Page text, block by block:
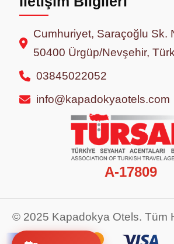
Cumhuriyet, Saraçoğlu Sk.
50400 Ürgüp/Nevşehir,
03845022052
info@kapadokyaotels.com
A-17809
© 2025 Kapadokya Otels. Tüm